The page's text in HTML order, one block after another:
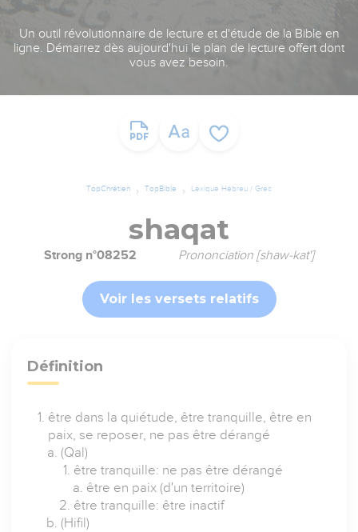
Un outil révolutionnaire de lecture et d'étude de la Bible en
ligne. Démarrez dès aujourd'hui le plan de lecture offert dont
vous avez besoin.
TopChrétien TopBible Lexique Hébreu / Grec
shaqat
Strong n°08252 Prononciation [shaw-kat']
Voir les versets relatifs
Définition
être dans la quiétude, être tranquille, être en
paix, se reposer, ne pas être dérangé
(Qal)
être tranquille: ne pas être dérangé
être en paix (d'un territoire)
être tranquille: être inactif
(Hifil)